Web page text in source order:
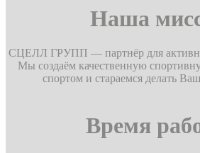
Наша
СЦЕЛЛ ГРУПП — партнёр для
Мы создаём качественную
спортом и стараемся делать
Время